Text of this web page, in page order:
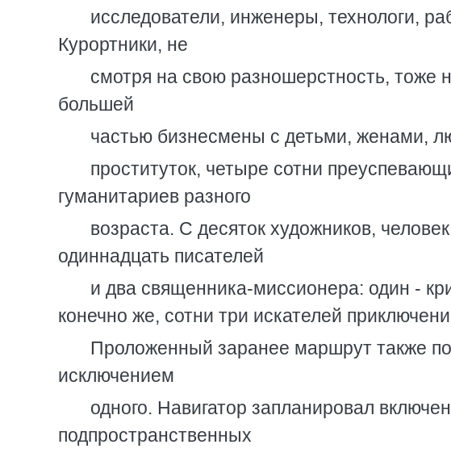
исследователи, инженеры, технологи,
Курортники, не
смотря на свою разношерстность, тоже
большей
частью бизнесмены с детьми, женами,
проституток, четыре сотни
гуманитариев разного
возраста. С десяток художников,
одиннадцать писателей
и два священника-миссионера: один -
конечно же, сотни три искателей
Проложенный заранее маршрут также
исключением
одного. Навигатор запланировал
подпространственных